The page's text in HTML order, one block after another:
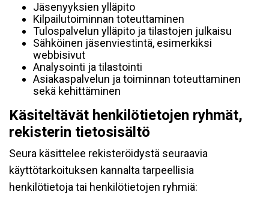
Jäsenyyksien ylläpito
Kilpailutoiminnan toteuttaminen
Tulospalvelun ylläpito ja tilastojen julkaisu
Sähköinen jäsenviestintä, esimerkiksi
webbisivut
Analysointi ja tilastointi
Asiakaspalvelun ja toiminnan toteuttaminen
sekä kehittäminen
Käsiteltävät henkilötietojen ryhmät,
rekisterin tietosisältö
Seura käsittelee rekisteröidystä seuraavia
käyttötarkoituksen kannalta tarpeellisia
henkilötietoja tai henkilötietojen ryhmiä: